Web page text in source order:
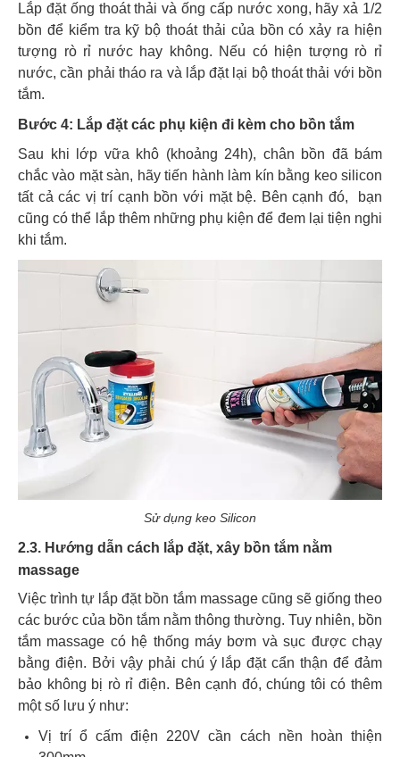
Lắp đặt ống thoát thải và ống cấp nước xong, hãy xả 1/2
bồn để kiểm tra kỹ bộ thoát thải của bồn có xảy ra hiện
tượng rò rỉ nước hay không. Nếu có hiện tượng rò rỉ
nước, cần phải tháo ra và lắp đặt lại bộ thoát thải với bồn
tắm.
Bước 4: Lắp đặt các phụ kiện đi kèm cho bồn tắm
Sau khi lớp vữa khô (khoảng 24h), chân bồn đã bám
chắc vào mặt sàn, hãy tiến hành làm kín bằng keo silicon
tất cả các vị trí cạnh bồn với mặt bệ. Bên cạnh đó,
bạn
cũng có thể lắp thêm những phụ kiện để đem lại tiện nghi
khi tắm.
Sử dụng keo Silicon
2.3. Hướng dẫn cách lắp đặt, xây bồn tắm nằm
massage
Việc trình tự lắp đặt bồn tắm massage cũng sẽ giống theo
các bước của bồn tắm nằm thông thường. Tuy nhiên, bồn
tắm massage có hệ thống máy bơm và sục được chạy
bằng điện. Bởi vậy phải chú ý lắp đặt cẩn thận để đảm
bảo không bị rò rỉ điện. Bên cạnh đó, chúng tôi có thêm
một số lưu ý như:
Vị trí ổ cấm điện 220V cần cách nền hoàn thiện